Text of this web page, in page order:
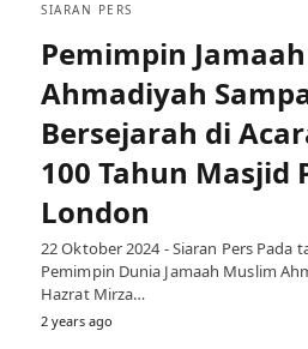
SIARAN PERS
Pemimpin
Ahmadiyah
Bersejarah di
100 Tahun Masjid
London
22 Oktober 2024 - Siaran Pers Pada
Pemimpin Dunia Jamaah Muslim
Hazrat Mirza…
2 years ago